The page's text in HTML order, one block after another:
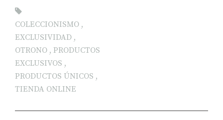
COLECCIONISMO ,
EXCLUSIVIDAD ,
OTRONO , PRODUCTOS
EXCLUSIVOS ,
PRODUCTOS ÚNICOS ,
TIENDA ONLINE